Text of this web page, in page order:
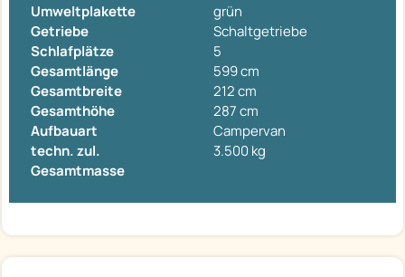
Umweltplakette
grün
Getriebe
Schaltgetriebe
Schlafplätze
5
Gesamtlänge
599 cm
Gesamtbreite
212 cm
Gesamthöhe
287 cm
Aufbauart
Campervan
techn. zul.
Gesamtmasse
3.500 kg